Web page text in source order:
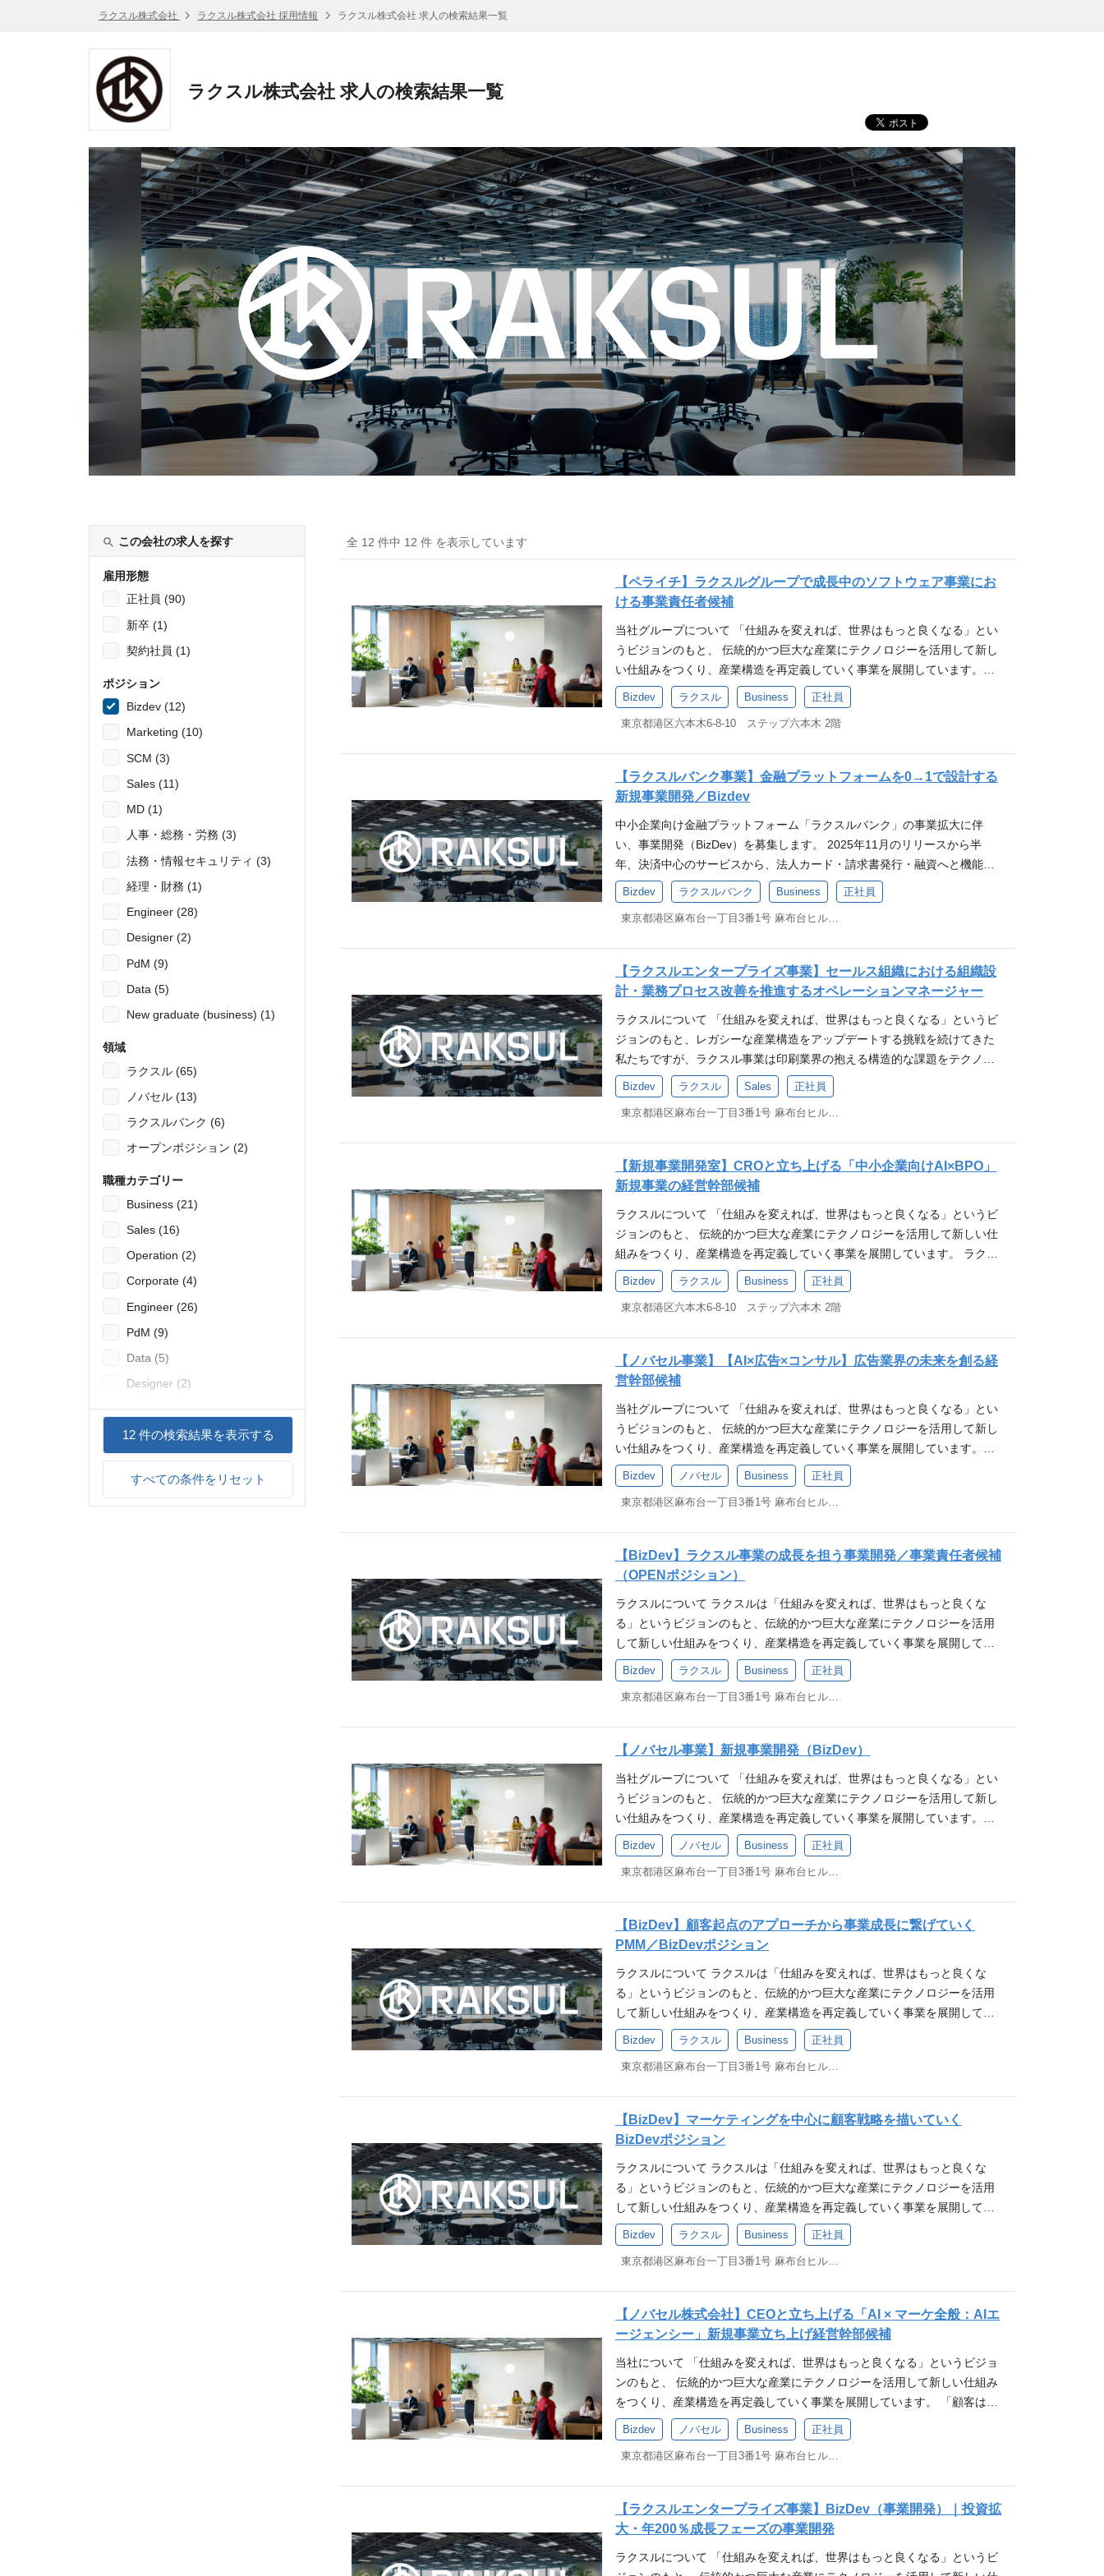
ラクスル株式会社 ラクスル株式会社 採用情報 ラクスル株式会社 求人の検索結果一覧
ラクスル株式会社 求人の検索結果一覧
この会社の求人を探す
雇用形態
正社員 (90)
新卒 (1)
契約社員 (1)
ポジション
Bizdev (12)
Marketing (10)
SCM (3)
Sales (11)
MD (1)
人事・総務・労務 (3)
法務・情報セキュリティ (3)
経理・財務 (1)
Engineer (28)
Designer (2)
PdM (9)
Data (5)
New graduate (business) (1)
領域
ラクスル (65)
ノバセル (13)
ラクスルバンク (6)
オープンポジション (2)
職種カテゴリー
Business (21)
Sales (16)
Operation (2)
Corporate (4)
Engineer (26)
PdM (9)
Data (5)
Designer (2)
12件の検索結果を表示する
すべての条件をリセット
全 12 件中 12 件 を表示しています
【ペライチ】ラクスルグループで成長中のソフトウェア事業にお
ける事業責任者候補
当社グループについて 「仕組みを変えれば、世界はもっと良くなる」とい
うビジョンのもと、 伝統的かつ巨大な産業にテクノロジーを活用して新し
い仕組みをつくり、産業構造を再定義していく事業を展開しています。
「顧客は誰か？」「課題は何か？」「提供できる価値は何か？」を突き詰
めながら、 事業創りに取り組んでいます。 これまでの商習慣によって抱え
る課題や矛盾を、テクノロジーで解決をしていきたい考えから、現在は、
ずれも非連続に成長をし、新しい顧客価値の提供をしてきています。 中期
グループ戦略とSaaS事業 現在ラクスルでは「End-to-Endで中小企業の経
営課題を解決するテクノロジープラットフォーム」を今後の方向性とし、
印刷ECに加えてソフトウェア、ファイナンスを事業領域に事業ポートフォ
リオを拡大中です。 その中で、今回は成長過程にあるホームページ作成や
決済機能など中小企業向けの様々な課題解決をするソフトウェア事業であ
るペライチの事業責任者候補を募集しています。 業務詳細 成長過程にある
ホームページ作成や決済機能など中小企業向けの様々な課題解決をするソ
フトウェア事業の事業責任者として事業を牽引していただきます。 ▼業務
詳細 ・ユーザー基盤とラクスルのアセットを掛け合わせた、事業の中長期
ロードマップ策定 ・既存事業の連続的成長および、クロスセルや新規事業
による「非連続な成長」を生み出す事業マネジメントとKPI管理 ・SMB向
スケールに向けた強固なビジネスオペレーションフローの構築 【本ポジシ
ョンのやりがい】 １）ラクスルグループの顧客基盤 含めアセット（巨大な
顧客基盤や資本）をもちながら「10→100」へとダイナミックにスケール
させるフェーズにおいて、経営者視点での意思決定と実行ができる、非常
ジネス両輪の意思決定権をもち事業を推進できるポジションです。 必須
（MUST） ・プロダクトビジネスで事業責任(PL責任)を持ったことがある
こと(3年以上) ・別の時期でも構わないので、Product / Business 双方の実
ビジネスを担当された経験 ・toBの中小企業向けのS&Mを担当された経験
・1つの業界や1つの役割ではなく、複数の業界や役割でお仕事をされてき
た方 求める人物像 ・ラクスルのミッションに共感いただける方 ・自分で
考えながら、オーナーシップを持ち働くことができる方キャリアパス ・責
任者として事業成長を牽引したい方 ・スタートアップのスピード感の中で
重視し、周囲を巻き込みながら仕事を進められる方 社内キャリア例 ・人材
系企業 → 事業責任者 → マーケ部長 → ペライチCEO ・Web系企業 → 事
業部長 → ダンボールワン ・執行役員→ダンボールワン事業責任者（統合
ラクスル事業責任者 ・外資コンサル → 事業部長 → ハコベルCEO ・消費
財メーカー → 新規事業開発 → 事業部長 → グループ横断PJ責任者 参考記
事 ラクスル会社説明資料 公式note「ラクスルパレット」 外部メディア掲
載記事 外部動画メディア
Bizdev ラクスル Business 正社員
東京都港区六本木6-8-10 ステップ六本木 2階
【ラクスルバンク事業】金融プラットフォームを0→1で設計する
新規事業開発／Bizdev
中小企業向け金融プラットフォーム「ラクスルバンク」の事業拡大に伴
い、事業開発（BizDev）を募集します。 2025年11月のリリースから半
年、決済中心のサービスから、法人カード・請求書発行・融資へと機能拡
張が本格化するフェーズに入りました。ラクスルグループが持つ約300万
社の中小企業取引の接点を活かし、次なる金融プロダクトの「0→1」立ち
上げを主導していただきます。 ポジションについて 単なるアライアンスや
アしながら、プロダクトチームと協働して「圧倒的に摩擦の少ない顧客体
験」を要件定義・実装まで落とし込む、事業開発としての活躍を期待して
います。 【本ポジションの魅力】 ・金融という社会インフラを、最先端の
テクノロジーと圧倒的なスピードで再定義する手触り感 ・既存の銀行の枠
組みではなく、ラクスルグループだから提供できる新たな金融プラットフ
ォームを「0→1」で設計ができる ※就業規則の定めにより、業務上の必要
に応じて「ラクスルバンク社」への在籍出向となります。 ※出向元（ラク
スル株式会社）の雇用条件・処遇を適用します。 具体的な業務内容 新規プ
ロダクト立ち上げ ・独自のサービス構築に向けた、社内外のステークホル
ダーとの綿密なスキーム調整および要件定義 ・金融プロダクト特有の規制
やリスクを踏まえた、堅牢かつ摩擦の少ない顧客体験の設計 ・社内のプロ
ダクト開発チームに対するビジネスサイドからの要件定義の提供 既存プロ
ンボーディング体験の改善、および継続利用率向上のための施策実行 ・プ
ロダクトの持続的なグロース戦略の策定、新規ユースケースの継続的な拡
張、および適切なKPIの設計・モニタリング管理 必須要件 ・金融業界にお
いて、事業，商品，サービスの戦略立案および実行経験（またはそれに類
組織マネージャーとしてメンバーの育成・組織運営に携わった経験 ・金融
事業に関連する国家資格をお持ちであること 求める人物像 ・ラクスルグル
ープのビジョン「仕組みを変えれば、世界はもっと良くなる」に共感する
もって取り組める方 ・正解がなくリソースが限られる環境下においても、
自ら仮説を立て、前向きに施策を推進できる方 ・施策に関わる意思決定の
根拠を論理的にステークホルダーに説明し、合意形成をリードできる方 ・
多様なバックグラウンドを持つメンバーを尊重し、円滑にチームワークを
発揮できる方 ラクスルバンクについて Mission：中小企業の「見えないコ
したお客様が抱えている大きな課題の一つに「金融」があります。 経理業
務全般の負荷や振込手数料等の「見えないコスト」が、企業の成長を妨げ
る要因となっています。 当社は、この課題を解決すべく2024年11月にラ
ォーム「ラクスルバンク」を開始しました。GMOあおぞらネット銀行との
連携により、BaaS（Banking as a Service）を活用して構築しています。
リリースから半年余り、多くのお客様に口座を開設いただいており、スマ
ートフォンで完結する資金移動体験やポイントが貯まるデビットカードを
通じて利便性向上に貢献しています。 ご利用いただいている企業様では振
す。 【What】何をやっているのか 中小企業向けの金融プラットフォーム
を提供しています。単なる銀行口座サービスではなく、「発注する→請求
する→資金を調達する」という中小企業の経営の流れを、ラクスルバンク
上で完結させる設計です。中小企業の資金調達・決済・請求管理を一体で
支援し、資金繰り改善と業務効率化を実現します。 リリース予定のサービ
ビットカード、ラクスルバンク支払い） ・法人カード（後払い、最長87日
サイクル） ・請求書発行機能（発行〜入金照合〜売掛管理の一元化） ・融
小企業は労働生産性が大企業の半分以下、コスト高や人手不足で倒産が増
加しているという構造的な課題を抱えています。特に金融面では「攻めの
資金調達ができていない」「資金繰りに不安を感じている」という課題が
見えており、経理業務の負荷や振込手数料といった「見えないコスト」が
成長の足かせになっています。 中小企業の"経営インフラ"を目指して ラク
スルは印刷という一領域から始まり、中小企業の経営全体を支える「経営
インフラ」への進化を掲げています。2026年のMBO（非公開化）も、四半
期業績に縛られず中長期で中小企業の課題解決に張るための「攻めの選
存の取引接点を土台にする ゼロから金融サービスを作るのではなく、すで
にラクスルが持つ約300万社の取引接点（印刷・広告・HPなどの購買デー
タ）を金融取引へと昇華させる Embedded Finance（組み込み型金融） 中
小企業が販促投資をする"その場"、つまり印刷・広告・HPの注文と同じ画
面の中で、後払い・請求書発行・融資が完結する 購買データによる最適タ
イミングの提供 ラクスルは顧客の「攻めたいタイミング」自体を購買デ
ータから把握できる立場にあるため、他の金融機関にはできない最適なタ
イミングでの金融提供が可能 BaaS連携での実行体制 商品企画はラクスル
を確保 会社について 当社は創業以来「仕組みを変えれば、世界はもっと良
くなる」というビジョンのもと、印刷・物流・広告といったデジタル化が
進みにくい伝統的な産業にインターネットを持ち込み、産業構造そのもの
の変革に挑み続けてきました。事業者の空き時間などのリソースとユーザ
ーを結び付けるシェアリングモデルを起点とした各サービスは、中小企業
を中心とした多くのお客さまに支持され、持続的な成長を実現していま
す。 現在は、培ってきた強固な中小企業の顧客基盤を土台に、内製での新
規事業立ち上げと連続的なM&Aを通じて事業領域を拡張しています。 印
トフォーム「ノバセル」、法人向け金融プラットフォーム「ラクスルバン
ク」をはじめとする各サービスと顧客データを共通IDで連携させ、「ヒ
ト・モノ・カネ」に関わる経営活動を一体で支える仕組みを構築すること
で、中小企業の実務と経営を横断的に支援する体制を整えています。 2023
Bizdev ラクスルバンク Business 正社員
【ラクスルエンタープライズ事業】セールス組織における組織設
計・業務プロセス改善を推進するオペレーションマネージャー
ラクスルについて 「仕組みを変えれば、世界はもっと良くなる」というビ
ジョンのもと、レガシーな産業構造をアップデートする挑戦を続けてきた
私たちですが、ラクスル事業は印刷業界の抱える構造的な課題をテクノロ
ジーの力で仕組みごと変革し、お客様・サプライヤー双方の生産性向上と
エンパワーメントに取り組み、売上600億・会員基盤300万人超の規模を持
つECプラットフォームとなりました。 エンタープライズ事業について
取り組む、ソリューションプロバイダー」 ラクスルでは事業フェーズにお
ける創業・立ち上げ〜成長・拡大〜成熟・大規模化にいたるまで、様々な
事業課題を解決するプラットフォーマーへと変容を遂げようとしていま
す。 その中でも”中堅〜大手企業”の課題解決に特化しているのが、エンタ
ープライズ事業です。 ”ラクスル エンタープライズ” を中心に、印刷物をネ
ットで注文できる “EC型” と、企業の調達・購買を集約管理する “SaaS型”
の2つの側面を持った、弊社ならではの価値提供をしております。 エンタ
ープライズ事業では、単なる費用削減・効率化だけではなく、業務や取引
の「当たり前」の仕組み・フローを変革していくことを目指します。 購買
最適化による”コスト削減”はもちろん、”業務効率化”やデータ活用によ
る”売上最大化”、”ガバナンス強化”、”CSR推進”まで、企業が抱える幅広い
経営課題を特定し、解決に至る中で新たな仕組みを届けていきます。 ポジ
適化し、正確かつ迅速なデリバリーを通じて事業成長を支える強固な実行
組織を構築」 本ポジションは、急成長を続ける当事業のGo-to-Market戦略
を「実務」の側面から支える、セールスオペレーションズ部門のリーダー
です。 単なる事務管理に留まらず、オペレーターや営業事務メンバーのマ
す。 ■業務内容 リソースプランニング & キャパシティ管理 事業計画（リー
ド数・受注数・顧客数）に連動した、必要な人員数・工数の予測 繁閑に応
じたリソースの最適配置、および採用計画の策定・実行支援 正社員・派
& 育成 営業事務・オペレーターの進捗管理、リソース配分、評価、スキル
開発の支援 業務プロセスの構築・改善（BPR）顧客対応（CS）や契約事務
におけるワークフローの標準化・マニュアル化 現場のボトルネックを特定
し、ツール活用や手順変更による工数削減の実行 KPI管理・リソースプラ
ンニング レスポンス速度、処理件数、エラー率などのKPI策定とモニタリ
クホルダー連携 営業・マーケティング部門と連携し、現場実務に即した運
用ルールの調整・合意形成 当ポジションのキャリアイメージ 短期： オペ
化とKPI管理体制を確立する。事業計画に基づいたリソース予測の精度を向
上させ、適切な人員配置を実現。 中期： オペレーションマネージャー 組
織規模の拡大を見据えた、BPO活用や自動化ツールの導入を含む「拡張性
の高いオペレーション基盤」のオーナーに。部門横断的な業務改善のリー
ダーとして、1人あたりの生産性を飛躍的に向上。 長期： オペレーション
を設計する。経営層に対し、実務データの裏付けに基づいた組織戦略・投
資判断へ寄与。 採用の背景 立ち上げから5年目をむかえ、エンタープライ
ズ事業のセールス＆マーケティンググループは50名強。 これからは更なる
成長加速フェーズへと入り、2年内には100名以上の組織規模になる計画を
しており、多様な経験、業界知見、指向性のメンバーを求めています。 本
ポジションでは、現場のオペレーションを統括するだけでなく、「経営指
携わることができます。 まだ整備されていないプロセスや仕組みをゼロか
ら作り上げる大きな裁量と、自らの手で組織の未来を形作るやりがいのあ
ご自身の成長機会へと繋げていただけるフィールドでぜひ挑戦してみませ
んか？ 募集要項（必須） ロジカルシンキング 複数のステークホルダーを
巻き込むコミュニケーション能力 オペレーション・マネジメント経験 営業
事務、カスタマーサポート、コールセンター、またはBPO拠点などにおけ
る、複数名（10名〜）のメンバーマネジメント経験。 リソースプランニン
グの実務経験 業務量予測に基づいた人員計画の策定、採用計画への落とし
込み、またはシフト・工数管理の実務経験。 業務改善の遂行能力 既存の業
務フローを可視化し、無駄の排除やシステム導入（SFA/CRM活用等）によ
いた改善アクションを推進できる能力 チームメンバーの指導・育成経験 メ
ンバーのスキルマップ作成やフィードバックを通じた、組織全体のボトム
アップ支援経験 募集要項（歓迎） チームマネジメント、育成経験 Salesfor
ce認定アドミニストレーター資格または同等の業務経験 AIを活用したセー
ルステックの導入・運用経験 CAMP・PMP・ プロジェクトマネージャ試験
やP2Mの資格、あるいはそれに相当する知識・経験 求める人物像 ラクスル
のビジョン「仕組みを変えれば、世界はもっと良くなる」に共感いただけ
る方 成長意欲が強く、優秀なメンバーと切磋琢磨しながら成長したい方 目
のステークホルダーと連携しながら成果創出できる方 参考情報・URL ラク
スルのビジョン「仕組みを変えれば、世界はもっと良くなる」に共感いた
だける方 成長意欲が強く、優秀なメンバーと切磋琢磨しながら成長したい
Bizdev ラクスル Sales 正社員
【新規事業開発室】CROと立ち上げる「中小企業向けAI×BPO」
新規事業の経営幹部候補
ラクスルについて 「仕組みを変えれば、世界はもっと良くなる」というビ
ジョンのもと、 伝統的かつ巨大な産業にテクノロジーを活用して新しい仕
組みをつくり、産業構造を再定義していく事業を展開しています。 ラクス
ルはポートフォリオ経営を掲げ、複数の産業でのデジタルプラットフォー
ムの創出を目指しています。 産業軸では祖業であるラクスル（印刷）の
他、ノバセル（広告）、ハコベル（物流）、ジョーシス（コーポレートI
ットプレイス」、「SaaS」と言った、「トランザクション×シェアリング
プラットフォーム」の特性を活かした、自社ならではのポジショニングで
す。「仕組みを変えれば、世界はもっと良くなる」というビジョンの実現
を目指して 産業のバリューチェーンに働きかける ネットとリアルの融合で
業界を変える 中長期視点で世界をより良くする という事業を今後いくつも
立ち上げていきます。 募集背景 ラクスルが保有する100万超える中小企業
に対して、デジタルかつ多様化した手段も含め、ソフトウェアで集客の仕
組みを包括的に提供する中小企業向けのSaaS事業を新規開発していく予定
です。その中でラクスルのCROの田部と共に新しい領域で新規事業の立ち
上げにチャレンジしてくださる、経営幹部候補を募集します。 ターゲット
は日本の99.7%を占める中小企業 すでにラクスルをご利用いただいている
100万社超の顧客基盤をフル活用して、AIを活用した幅広い業務サポートを
で多岐にわたる AIが支援できる業務を包括的にカバーし、さらにBPOと組
み合わせることで「導入・運用支援まで一気通貫」の価値を届けます。 小
規模精鋭チームでの新規事業立ち上げ まだ10名にも満たない組織のため、
事業責任者クラスが不足中。スピード感をもって意思決定や推進ができる
ど）をAIで解決するソリューションを設計・開発。 BPOサービスとの連携
を前提に、AIではカバーしきれない業務を人がバックアップする仕組みづ
クトロードマップの策定まで、経営視点を持った推進をリード。 必要に応
じて、エンジニアやマーケター、オペレーション担当などの採用・育成に
も関与し、組織を強化。 マーケット開拓とパートナーシップ 既存顧客（1
00万社超）だけでなく、新規市場やパートナーとのアライアンスを模索
し、顧客基盤拡大と課題解決の幅を広げる。 < 想定ポジション > 事業責任
いずれのポジションも経営幹部候補として、新規事業のコアメンバーとし
て参画いただきます。 歓迎要件（WANT） 独立または社内起業のご経験 P
L責任をもち、事業成長を実現したご経験 新規事業をゼロから立ち上げた
味がある方は尚可 求める人物像 当社のミッションに共感いただける方 産
業の仕組みを変えていくことにチャレンジしたい方 成長意欲が強く、優秀
なメンバーと切磋琢磨しながら成長したい方 セルフスターターで様々な産
業・事業課題に、実行部分まで含め積極的に挑戦できる方 やりがい・キャ
リアパス 規模顧客基盤を活かした新規事業立ち上げ経験 これまでラクスル
作り上げる挑戦。 AI×BPOのハイブリッド事業に携わる 最先端のテクノロ
ジー開発だけでなく、業務効率化やオペレーション設計にも踏み込むこと
で、幅広い事業ノウハウを獲得可能。 スピード感あるマネジメント経験 小
規模精鋭チームゆえ、意思決定・実行のスピードが早く、事業責任者クラ
スの裁量と幅広い経営視点を身につけやすい。 多様な産業を変革する可能
性 今はマーケティング領域からのスタートですが、将来的には発注管理や
に携われます。 参考情報 3分でわかるラクスル事業 ラクスル会社紹介資
料 ラクスルの次なる成長戦略の本丸を担う新規事業で、ご自身のスキルと
Bizdev ラクスル Business 正社員
東京都港区六本木6-8-10 ステップ六本木 2階
【ノバセル事業】【AI×広告×コンサル】広告業界の未来を創る経
営幹部候補
当社グループについて 「仕組みを変えれば、世界はもっと良くなる」とい
うビジョンのもと、 伝統的かつ巨大な産業にテクノロジーを活用して新し
い仕組みをつくり、産業構造を再定義していく事業を展開しています。
「顧客は誰か？」「課題は何か？」「提供できる価値は何か？」を突き詰
めながら、 事業創りに取り組んでいます。 これまでの商習慣によって抱え
る課題や矛盾を、テクノロジーで解決をしていきたい考えから、現在は、
ずれも非連続に成長をし、新しい顧客価値の提供をしてきています。 マー
ケティングの民主化 消費者の趣味・嗜好が多様化する現代においてマーケ
ティング手法は複雑化・多様化しており、一部の資本力のある大手企業・
代理店のみが良質かつ効果的なマーケティング手法による恩恵を享受する
状態は益々進みます。 半面、日本全体の生産年齢人口は減少の一途を辿っ
ており、マーケティング業務を担える人材を社内に抱えるコスト・難易度
も上がり続けています。 こうした中、ノバセルは「マーケティングの民主
化」というビジョンを掲げて、ラクスルグループの新規事業として立ち上
がりました。 ラクスル社では過去、2014年から2019年までの5年間でテレ
ビCMに50億を超える投資を行い、売上を20倍に伸ばしてきました。ノバ
セルでは、その過程で獲得したマーケティングノウハウをサービス化して
アナリティクス」、約5,000ブランドのテレビCM効果が無料で見られる
「ノバセルトレンド」、WEB広告運用の評価をし、予算アロケーション改
善を担う「ノバセルアナリティクスforデジタル」といったサービスを展開
していました。 近年では、AIを活用した業務効率化を推進し比較的労働時
開発・提供も行なっています。 業務内容 注力事業である広告代理店ビジネ
スと、マーケティングBPaaSのマーケティングDX事業それぞれを牽引す
る、将来の経営幹部候補を募集します。代表的な募集ポジションは以下と
ジャー候補 ・マーケティングDX事業責任者候補 ・マーケティングDX事業
セールスマネージャー候補 ・経営企画マネージャー候補 ・コンサルティン
グ事業マネージャー候補 ・AI×マーケティング事業開発 マーケティング領
域または広告業界でのご経験を活かし、事業責任者や組織マネージャー、
そして事業開発など、事業・サービスや組織の成長をリードし経営にも距
B採用のみならず、これまでのご経験やご志向をもとに、最適なポジショ
ン・役割、キャリアプランを共に考え、ご提案しています。少しでもご興
味がございましたら、ぜひご応募ください。 必須（MUST） 以下のいずれ
（5年以上） マーケティング業界(SaaSプロダクト含む)の就業経験（5年以
上） BtoBマーケティング経験またはBtoB提案型セールス経験（5年以上）
マスメディアでの営業または代理店担当の就業経験（5年以上） 戦略コン
サルティングファームの就業経験（5年以上） 歓迎（WANT） 支援会社と
してのマーケティング支援経験（営業・戦略・実行） 経営陣との折衝・レ
の経験 求める人物像 自分の力で市場を変革させる意志のある方 ポジショ
ンやミッションに責任を持ち業務推進できる方 新たな領域へのチャレンジ
を積極的にする方 キャリアイメージ・やりがい 自分の力で市場を変革させ
ることができる ポジションやミッションに責任を持ちコミットできる 新た
な領域へのチャレンジができる 以下のようなキャリアパスを想定していま
す 事業責任者⇒経営メンバー⇒執行役員やCxO 参考情報 ノバセル会社紹
ップがテレビCMマーケティングで成果を上げるために大切なこと ノバセ
ルCEO田部が解説！指名検索を伸ばし、選ばれ続けるブランドになるため
Bizdev ノバセル Business 正社員
【BizDev】ラクスル事業の成長を担う事業開発／事業責任者候補
（OPENポジション）
ラクスルについて ラクスルは「仕組みを変えれば、世界はもっと良くな
る」というビジョンのもと、伝統的かつ巨大な産業にテクノロジーを活用
して新しい仕組みをつくり、産業構造を再定義していく事業を展開してい
ます。 産業軸ではラクスル（印刷）の他、ノバセル（広告）、ハコベル
（物流）、ジョーシス（コーポレートIT）と4つの領域で事業展開を行って
きました。 祖業であるラクスル事業はチラシや名刺といった紙への印刷に
連続的な事業立ち上げやM&Aによって、カスタマイズECプラットフォーム
へと進化を遂げています。 既存事業の成長に加え、非連続な成長を実現す
るためのM＆Aを重要な経営戦略と位置付けており、2024年7月期は6件の
M&Aを実行するなど、より挑戦的な事業成長やそれを支える組織拡張を志
向しています。 ラクスルのBizDev／事業開発とは 改めて考える「活躍す
るBizDev」の特徴とは？定義や事業経営者・CxOへのキャリアパスまで詳
しくご紹介 ラクスル事業本部で展開している事業を担う「事業責任者候
補」を募集します。 ラクスルは連続的に内製での事業立ち上げ・M&Aを行
っているため、 1→10、10→100、100→1000など多種多様なフェーズの
事業が存在しています。 当社では、メンバーが自立、自律的に思考・行動
して、強いオーナーシップで意思決定を自身で行い、価値創造・事業運営
組織、経営陣とのディスカッションの場etc）整備に全社として取り組んで
います。 事業家人材はプロダクト開発、マーケティング、SCM、オペレー
ションといった専門性をみがき軸を作りながら、既存事業の成長、新規事
業立ち上げ、M&A先の経営など、戦略から実行まで全てを背負いきる「事
事業部長 → ダンボールワン執行役員→ダンボールワン事業責任者（統合
後） ・自動車メーカー → SCM部長 → 事業部長 → ダンボールワンCEO →
ラクスル事業責任者 ・外資コンサル → 事業部長 → ハコベルCEO ・消費
ョン・業務内容 ラクスル事業本部の事業責任者候補として、 新規事業、既
存事業、M&A先企業経営に関わる下記のようなロールからお任せする想定
です。 ・事業領域の中長期事業戦略の策定及び実行（BS管理〜モニタリン
グ含む） ・事業領域における、プロダクト開発、マーケティング、SCM、
オペレーションの管掌 ・事業拡張における組織構築及びマネジメント な
ンに共感いただける方 ・産業の仕組みを変えていくことにチャレンジした
い方 ・成長意欲が強く、優秀なメンバーと切磋琢磨しながら成長したい方
・セルフスターターで様々な産業・事業課題に、実行部分まで含め積極的
というVisionに共感頂ける方 ・下記のいずれかの経験をお持ちの方 －事
業会社にてPLの責任を担い事業推進をした経験（業種/規模は問わず）
－起業経験、またはスタートアップでのマネジメント経験 －クライアン
トのインサイトをサービス開発へ反映させた経験、またはインターネット
企業におけるWebサービスの企画経験 －責任者として企業での機能戦略
ペレーション） －コンサルティングファームやPEファンドでの勤務経験
（PJTの規模や業種は問わず） 参考記事 ・マーケティング統括部 責任者
インタビュー記事 ・公式note「ラクスルパレット」 ・ラクスルのBizDev
とは ・外部メディア掲載記事 ・外部動画メディア① ・外部動画メディア
Bizdev ラクスル Business 正社員
【ノバセル事業】新規事業開発（BizDev）
当社グループについて 「仕組みを変えれば、世界はもっと良くなる」とい
うビジョンのもと、 伝統的かつ巨大な産業にテクノロジーを活用して新し
い仕組みをつくり、産業構造を再定義していく事業を展開しています。
「顧客は誰か？」「課題は何か？」「提供できる価値は何か？」を突き詰
めながら、 これまでの商習慣が抱える課題をテクノロジーで解決すべく、
現在は「印刷」「物流」「広告」の3事業を手がけています。 AIと人の力
触環境が多様化する現代において、マーケティング手法は複雑化・多様化
しており、一部の資本力のある大手企業・代理店のみが良質かつ効果的な
マーケティング手法による恩恵を享受する状態は益々進みます。 半面、日
本全体の生産年齢人口は減少の一途を辿っており、マーケティング業務を
担える人材を社内に抱えるコスト・難易度も上がり続けています。 こうし
た課題に対し、私たちノバセルはAI技術と人の知見を融合させた「AIエー
ジェンシー」として、「マーケティングの民主化」を推進しています。 ラ
クスル自身の事業成長を牽引したマーケティングノウハウを源泉に、これ
までテレビCMの効果を可視化する「ノバセルアナリティクス」などを提
供。近年では、AIを活用し「分析・インサイト抽出」といった実務を効率
化し、人は「戦略策定」など創造的な領域に集中できる、新しいマーケテ
ィングの形を業界に先駆けて構築しています。 さらに、テレビCMのみな
プロダクトを連続的に立ち上げています。AIを活用し、プロダクトと人の
力で、企業のあらゆるマーケティング活動を変革していく。そのマネジメ
ントチームの一員として、ノバセルの中核を担う仲間を募集しています。
業務内容 ノバセルが目指す「AIエージェンシー」への進化を加速させるた
は今、AIとデータを活用し、Webマーケティングを含むあらゆる領域の変
革へと向かっています。 広大で成長を続けるこの市場で、ラクスルグルー
プが持つ顧客基盤や開発リソースを最大限に活用し、既存の常識を覆すプ
ながら、エンジニアやデータサイエンティストと共に、AIを核とした事業
開発をリードして頂ける方を必要としています。 マーケティングの未来を
自らの手で創り上げていく、熱意ある方をお待ちしています。 ▼業務例 ＜
短期＞ ・顧客の課題に向き合い、その解決に資するサービスや機能の検討
・（エンジニアやPdMとともに）機能要件やアーキテクチャの検討 ・（セ
エージェンシーとしての事業の中長期戦略の策定 ・戦略を踏まえた新たな
成長領域（新規事業、M&A等）の探索と実行 ・国内外の先進テクノロジー
企業とのアライアンス推進 ・ノバセルの経営への参画 必須（MUST） マ
たは広告会社側どちらでも可）におけるソリューション企画またはサービ
Bizdev ノバセル Business 正社員
【BizDev】顧客起点のアプローチから事業成長に繋げていく
PMM／BizDevポジション
ラクスルについて ラクスルは「仕組みを変えれば、世界はもっと良くな
る」というビジョンのもと、伝統的かつ巨大な産業にテクノロジーを活用
して新しい仕組みをつくり、産業構造を再定義していく事業を展開してい
ます。 産業軸ではラクスル（印刷）の他、ノバセル（広告）、ハコベル
（物流）、ジョーシス（コーポレートIT）と4つの領域で事業展開を行って
きました。 祖業であるラクスル事業はチラシや名刺といった紙への印刷に
連続的な事業立ち上げやM&Aによって、カスタマイズECプラットフォーム
へと進化を遂げています。 既存事業の成長に加え、非連続な成長を実現す
M&Aを実行するなど、より挑戦的な事業成長やそれを支える組織拡張を志
向しています。 ミッション・業務内容 ラクスル事業のサービスを顧客起点
のアプローチから事業成長に繋げていくPMM（プロダクトマーケティング
マネージャー）を募集します。 プロダクト・ビジネスメンバーと連携を図
り、ユーザーやマーケットに向き合いながらサービスを育てるポジション
です。「誰に」「どんな価値を提供するのか」を出発点とし、ラクスルEC
サイトで取り扱っている数多くの商品（例：チラシ、ダンボール、ノベル
ティ）間のクロスセル促進・仕組みづくりのプロジェクトリードをお任せ
します。 200万人を超える会員基盤を活用したプロダクト改善や、非連続
を中心とした仕組みづくりにチャレンジしませんか？ ■具体的な業務内容
・顧客理解に基づく顧客戦略の策定・ハンズオンでの実行 ・広告代理店デ
ィレクション・マネジメントによる戦術実行 ・Webサービスのマーケティ
ング業務 ・複数職種から成るチームのリード ーデータ、クリエイティ
ュニケーションなど 求める人物像 ・当社のビジョン「仕組みを変えること
で、世界をもっと良く」に共感いただける方 ・成長意欲が強く、優秀なメ
ンバーと切磋琢磨しながら成長したい方 ・セルフスターターで様々な産
い方 ・顧客戦略〜事業戦略まで戦略レイヤーの仕事をしたい方 求めるスキ
Bizdev ラクスル Business 正社員
【BizDev】マーケティングを中心に顧客戦略を描いていく
BizDevポジション
ラクスルについて ラクスルは「仕組みを変えれば、世界はもっと良くな
る」というビジョンのもと、伝統的かつ巨大な産業にテクノロジーを活用
して新しい仕組みをつくり、産業構造を再定義していく事業を展開してい
ます。 産業軸ではラクスル（印刷）の他、ノバセル（広告）、ハコベル
（物流）、ジョーシス（コーポレートIT）と4つの領域で事業展開を行って
きました。 祖業であるラクスル事業はチラシや名刺といった紙への印刷に
連続的な事業立ち上げやM&Aによって、カスタマイズECプラットフォーム
へと進化を遂げています。 既存事業の成長に加え、非連続な成長を実現す
るためのM＆Aを重要な経営戦略と位置付けており、2024年7月期は6件の
M&Aを実行するなど、より挑戦的な事業成長やそれを支える組織拡張を志
向しています。 ミッション・業務内容 ラクスル事業のサービスにおける、
マーケティング領域のBizDevとしてマーケティング戦略をレバーとした事
業開発、事業の成長をミッションとして担っていただきます。 プロダクト
マネージャー、デザイナー、データサイエンティストなど多様なメンバー
と連携を図り、ユーザーやマーケットに向き合いながらサービスを育てる
ポジションです。「誰に」「どんな価値を提供するのか」という顧客起点
の思考を出発点とし、ラクスルECサイトで取り扱っている数多くの商品
（例：チラシ、ダンボール、ノベルティ）間のクロスセル促進・仕組みづ
レイヤーから取り組む本質性の高いマーケティングや、200万人を超える
Bizdev ラクスル Business 正社員
【ノバセル株式会社】CEOと立ち上げる「AI × マーケ全般：AIエ
ージェンシー」新規事業立ち上げ経営幹部候補
当社について 「仕組みを変えれば、世界はもっと良くなる」というビジョ
ンのもと、 伝統的かつ巨大な産業にテクノロジーを活用して新しい仕組み
をつくり、産業構造を再定義していく事業を展開しています。 「顧客は誰
か？」「課題は何か？」「提供できる価値は何か？」を突き詰めながら、
事業創りに取り組んでいます。 これまでの商習慣によって抱える課題や矛
盾を、テクノロジーで解決をしていきたい考えから、現在は、「印刷」
連続に成長をし、新しい顧客価値の提供をしてきています。 マーケティン
グの民主化とAIの可能性 消費者の趣味・嗜好が一層多様化する現代では、
マーケティング手法も複雑化・多様化しています。 これまで大手企業や大
規模代理店のみが享受してきた「良質かつ効果的なマーケティングノウハ
Bizdev ノバセル Business 正社員
【ラクスルエンタープライズ事業】BizDev（事業開発）｜投資拡
大・年200％成長フェーズの事業開発
ラクスルについて 「仕組みを変えれば、世界はもっと良くなる」というビ